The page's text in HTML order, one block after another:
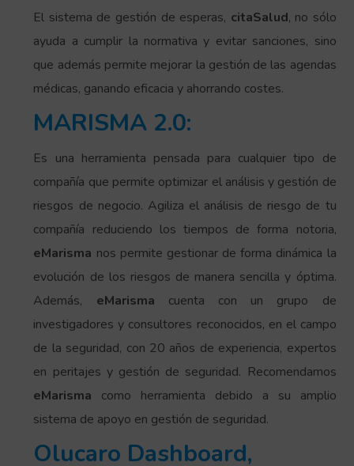
El sistema de gestión de esperas, citaSalud, no sólo
ayuda a cumplir la normativa y evitar sanciones, sino
que además permite mejorar la gestión de las agendas
médicas, ganando eficacia y ahorrando costes.
MARISMA 2.0:
Es una herramienta pensada para cualquier tipo de
compañía que permite optimizar el análisis y gestión de
riesgos de negocio. Agiliza el análisis de riesgo de tu
compañía reduciendo los tiempos de forma notoria,
eMarisma nos permite gestionar de forma dinámica la
evolución de los riesgos de manera sencilla y óptima.
Además, eMarisma cuenta con un grupo de
investigadores y consultores reconocidos, en el campo
de la seguridad, con 20 años de experiencia, expertos
en peritajes y gestión de seguridad. Recomendamos
eMarisma como herramienta debido a su amplio
sistema de apoyo en gestión de seguridad.
Olucaro Dashboard,